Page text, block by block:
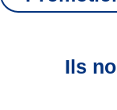
Ils